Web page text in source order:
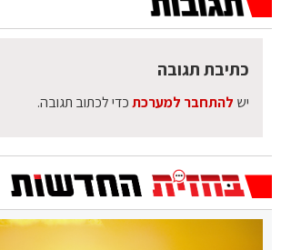
כתיבת תגובה
יש להתחבר למערכתכדי לכתוב תגובה.